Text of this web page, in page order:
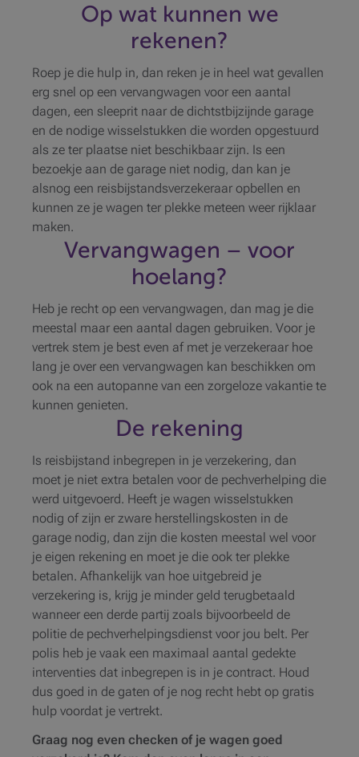
Op wat kunnen we
rekenen?
Roep je die hulp in, dan reken je in heel wat gevallen
erg snel op een vervangwagen voor een aantal
dagen, een sleeprit naar de dichtstbijzijnde garage
en de nodige wisselstukken die worden opgestuurd
als ze ter plaatse niet beschikbaar zijn. Is een
bezoekje aan de garage niet nodig, dan kan je
alsnog een reisbijstandsverzekeraar opbellen en
kunnen ze je wagen ter plekke meteen weer rijklaar
maken.
Vervangwagen – voor
hoelang?
Heb je recht op een vervangwagen, dan mag je die
meestal maar een aantal dagen gebruiken. Voor je
vertrek stem je best even af met je verzekeraar hoe
lang je over een vervangwagen kan beschikken om
ook na een autopanne van een zorgeloze vakantie te
kunnen genieten.
De rekening
Is reisbijstand inbegrepen in je verzekering, dan
moet je niet extra betalen voor de pechverhelping die
werd uitgevoerd. Heeft je wagen wisselstukken
nodig of zijn er zware herstellingskosten in de
garage nodig, dan zijn die kosten meestal wel voor
je eigen rekening en moet je die ook ter plekke
betalen. Afhankelijk van hoe uitgebreid je
verzekering is, krijg je minder geld terugbetaald
wanneer een derde partij zoals bijvoorbeeld de
politie de pechverhelpingsdienst voor jou belt. Per
polis heb je vaak een maximaal aantal gedekte
interventies dat inbegrepen is in je contract. Houd
dus goed in de gaten of je nog recht hebt op gratis
hulp voordat je vertrekt.
Graag nog even checken of je wagen goed